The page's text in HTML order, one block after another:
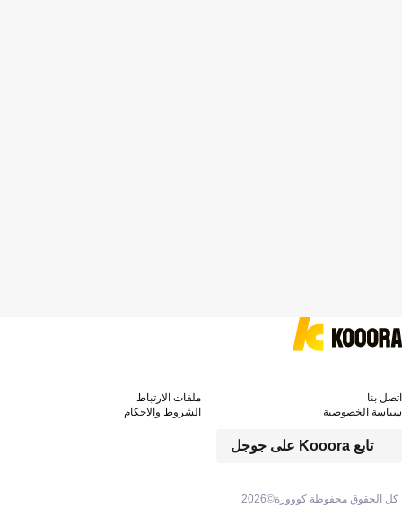
كل الحقوق محفوظة كووورة©2026
تابع Kooora على جوجل
اتصل بنا
ملفات الارتباط
سياسة الخصوصية
الشروط والاحكام